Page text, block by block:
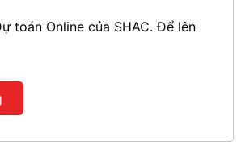
toán Online của SHAC. Để lên